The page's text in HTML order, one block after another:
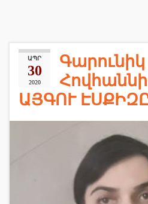
ԱՊՐ
30
2020
Գարունիկ
ԱՅԳՈՒ